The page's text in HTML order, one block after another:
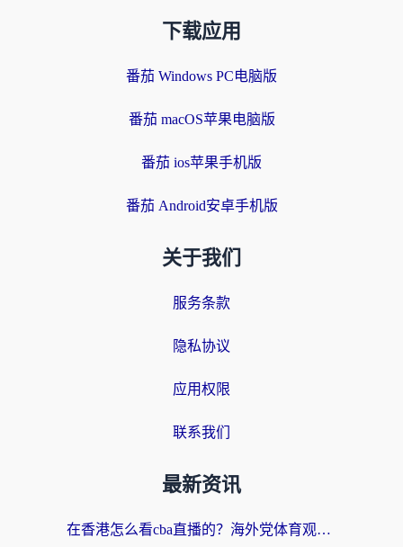
下载应用
番茄 Windows PC电脑版
番茄 macOS苹果电脑版
番茄 ios苹果手机版
番茄 Android安卓手机版
关于我们
服务条款
隐私协议
应用权限
联系我们
最新资讯
在香港怎么看cba直播的？海外党体育观赛终极指南：告别版权限制，畅享中文解说